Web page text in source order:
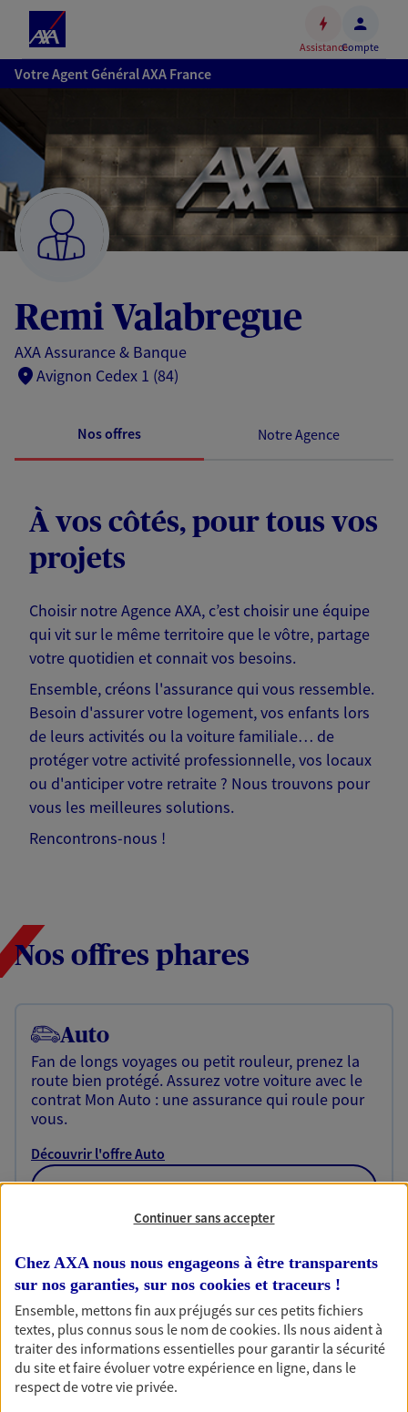
Accéder
au
Accéder
au
pied
de
page
AssistanceCompte
Votre Agent Général AXA France
Remi Valabregue
AXA Assurance & Banque
Avignon Cedex 1 (84)
Nos offres Notre Agence
À vos côtés, pour tous vos
projets
Choisir notre Agence AXA, c’est choisir une équipe
qui vit sur le même territoire que le vôtre, partage
votre quotidien et connait vos besoins.
Ensemble, créons l'assurance qui vous ressemble.
Besoin d'assurer votre logement, vos enfants lors
de leurs activités ou la voiture familiale… de
protéger votre activité professionnelle, vos locaux
ou d'anticiper votre retraite ? Nous trouvons pour
vous les meilleures solutions.
Rencontrons-nous !
Nos offres phares
Auto
Fan de longs voyages ou petit rouleur, prenez la
route bien protégé. Assurez votre voiture avec le
contrat Mon Auto : une assurance qui roule pour
vous.
Découvrir l'offre Auto
OBTENIR UN TARIF EN LIGNE
Habitation
Votre logement est unique, comme vous. Le
contrat Ma Maison assure votre sérénité en
protégeant ce qui vous tient à coeur.
Découvrir l'offre Habitation
OBTENIR UN TARIF EN LIGNE
Continuer sans accepter
Chez AXA nous nous engageons à être transparents
sur nos garanties, sur nos cookies et traceurs !
Ensemble, mettons fin aux préjugés sur ces petits fichiers
textes, plus connus sous le nom decookies. Ils nous aident à
traiter des informations essentielles pour garantir la sécurité
du site et faire évoluer votre expérience en ligne, dans le
respect de votre vie privée.